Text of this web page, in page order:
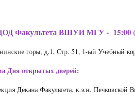
Факультета ВШУИ МГУ - 15:00
горы, д.1, Стр. 51, 1-ый Учебный
Дня открытых дверей:
Декана Факультета, к.э.н. Печковской